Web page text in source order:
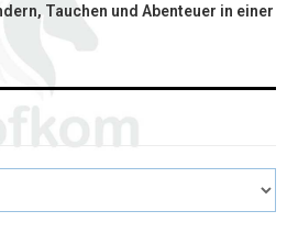
Tauchen und Abenteuer in einer